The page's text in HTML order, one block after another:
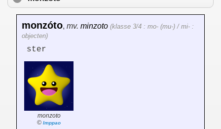
monzóto, mv. minzoto (klasse 3/4 : mo- (mu-) / mi- :
objecten)
ster
monzoto
© Imppao